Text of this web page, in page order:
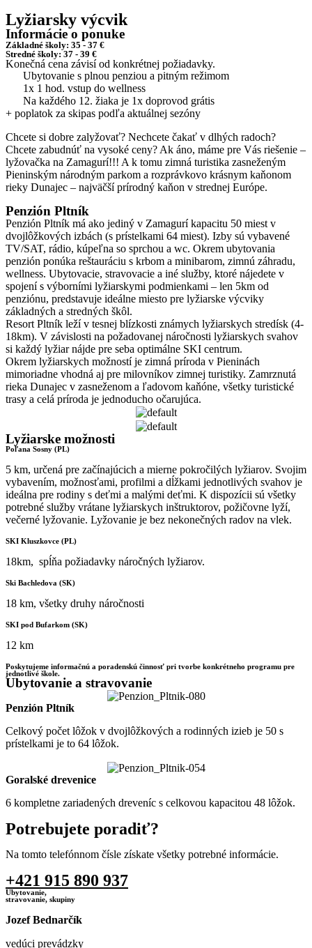
Lyžiarsky výcvik
Informácie o ponuke
Základné školy: 35 - 37 €
Stredné školy: 37 - 39 €
Konečná cena závisí od konkrétnej požiadavky.
Ubytovanie s plnou penziou a pitným režimom
1x 1 hod. vstup do wellness
Na každého 12. žiaka je 1x doprovod grátis
+ poplatok za skipas podľa aktuálnej sezóny
Chcete si dobre zalyžovať? Nechcete čakať v dlhých radoch?
Chcete zabudnúť na vysoké ceny? Ak áno, máme pre Vás riešenie –
lyžovačka na Zamagurí!!! A k tomu zimná turistika zasneženým
Pieninským národným parkom a rozprávkovo krásnym kaňonom
rieky Dunajec – najväčší prírodný kaňon v strednej Európe.
Penzión Pltník
Penzión Pltník má ako jediný v Zamagurí kapacitu 50 miest v
dvojlôžkových izbách (s prístelkami 64 miest). Izby sú vybavené
TV/SAT, rádio, kúpeľna so sprchou a wc. Okrem ubytovania
penzión ponúka reštauráciu s krbom a minibarom, zimnú záhradu,
wellness. Ubytovacie, stravovacie a iné služby, ktoré nájedete v
spojení s výborními lyžiarskymi podmienkami – len 5km od
penziónu, predstavuje ideálne miesto pre lyžiarske výcviky
základných a stredných škôl.
Resort Pltník leží v tesnej blízkosti známych lyžiarskych stredísk (4-
18km). V závislosti na požadovanej náročnosti lyžiarskych svahov
si každý lyžiar nájde pre seba optimálne SKI centrum.
Okrem lyžiarskych možností je zimná príroda v Pieninách
mimoriadne vhodná aj pre milovníkov zimnej turistiky. Zamrznutá
rieka Dunajec v zasneženom a ľadovom kaňóne, všetky turistické
trasy a celá príroda je jednoducho očarujúca.
Lyžiarske možnosti
Poľana Sosny (PL)
5 km, určená pre začínajúcich a mierne pokročilých lyžiarov. Svojim
vybavením, možnosťami, profilmi a dĺžkami jednotlivých svahov je
ideálna pre rodiny s deťmi a malými deťmi. K dispozícii sú všetky
potrebné služby vrátane lyžiarskych inštruktorov, požičovne lyží,
večerné lyžovanie. Lyžovanie je bez nekonečných radov na vlek.
SKI Kluszkovce (PL)
18km, spĺňa požiadavky náročných lyžiarov.
Ski Bachledova (SK)
18 km, všetky druhy náročnosti
SKI pod Bufarkom (SK)
12 km
Poskytujeme informačnú a poradenskú činnosť pri tvorbe konkrétneho programu pre
jednotlivé škole.
Ubytovanie a stravovanie
Penzión Pltník
Celkový počet lôžok v dvojlôžkových a rodinných izieb je 50 s
prístelkami je to 64 lôžok.
Goralské drevenice
6 kompletne zariadených dreveníc s celkovou kapacitou 48 lôžok.
Potrebujete poradiť?
Na tomto telefónnom čísle získate všetky potrebné informácie.
+421 915 890 937
Ubytovanie,
stravovanie, skupiny
Jozef Bednarčík
vedúci prevádzky